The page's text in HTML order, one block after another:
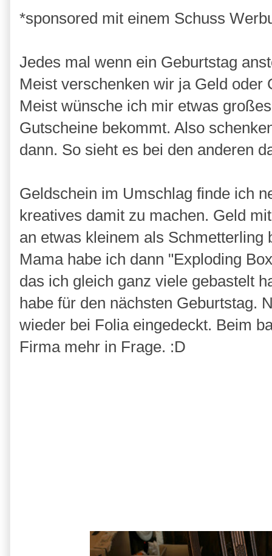
*sponsored mit einem Schuss
Jedes mal wenn ein Geburtstag
Meist verschenken wir ja Geld oder
Meist wünsche ich mir etwas
Gutscheine bekommt. Also
dann. So sieht es bei den anderen
Geldschein im Umschlag finde ich
kreatives damit zu machen. Geld
an etwas kleinem als
Mama habe ich dann "Exploding
das ich gleich ganz viele gebastelt
habe für den nächsten Geburtstag.
wieder bei Folia eingedeckt. Beim
Firma mehr in Frage. :D